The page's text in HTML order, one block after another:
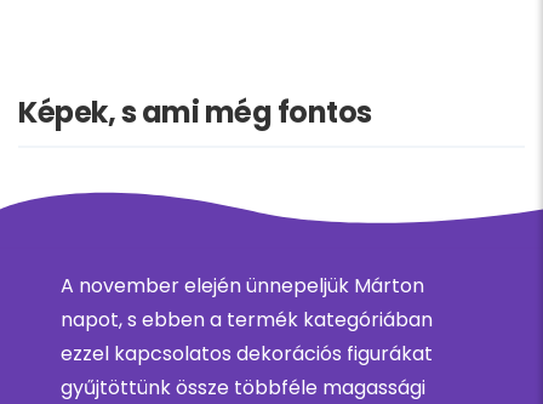
Képek, s ami még fontos
A november elején ünnepeljük Márton
napot, s ebben a termék kategóriában
ezzel kapcsolatos dekorációs figurákat
gyűjtöttünk össze többféle magassági